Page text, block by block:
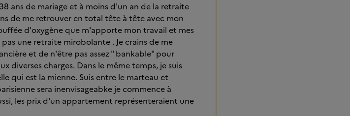
ans de mariage et à moins d'un an de la retraite
de me retrouver en total tête à tête avec mon
d'oxygène que m'apporte mon travail et mes
une retraite mirobolante . Je crains de me
et de n'être pas assez " bankable" pour
diverses charges. Dans le même temps, je suis
qui est la mienne. Suis entre le marteau et
sera inenvisageabke je commence à
les prix d'un appartement représenteraient une